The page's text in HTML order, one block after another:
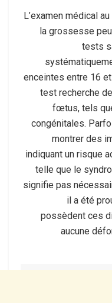
L’examen médical
la grossesse
tests
enceintes entre 16
test recherche
fœtus, tels
congénitales.
montrer des
indiquant un risque
telle que le
signifie pas
il a été
possèdent ces
aucune